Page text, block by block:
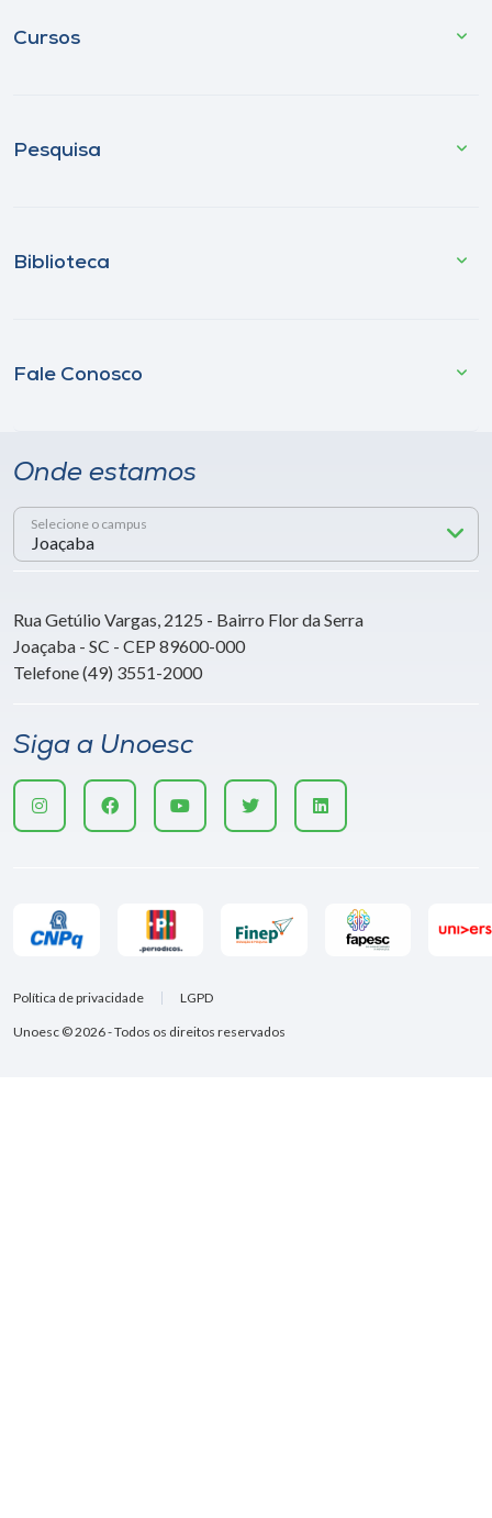
Cursos
Pesquisa
Biblioteca
Fale Conosco
Onde estamos
Selecione o campus
Rua Getúlio Vargas, 2125 - Bairro Flor da Serra
Joaçaba - SC - CEP 89600-000
Telefone (49) 3551-2000
Siga a Unoesc
Unoesc © 2026 - Todos os direitos reservados
Política de privacidade LGPD